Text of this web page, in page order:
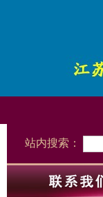
站内搜索：